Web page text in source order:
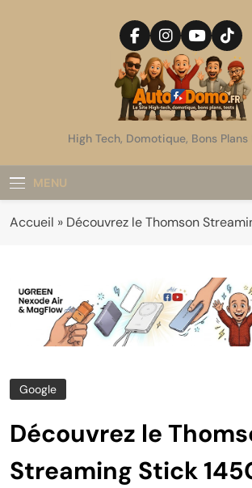
AutoDomo
High Tech, Domotique, Bons Plans
MENU
Accueil » Découvrez le Thomson
Google
Découvrez le
Streaming Stick